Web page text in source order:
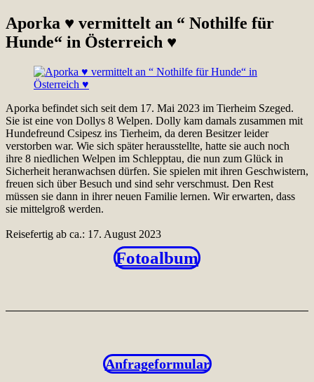
Aporka ♥ vermittelt an “ Nothilfe für
Hunde“ in Österreich ♥
Aporka befindet sich seit dem 17. Mai 2023 im Tierheim Szeged.
Sie ist eine von Dollys 8 Welpen. Dolly kam damals zusammen mit
Hundefreund Csipesz ins Tierheim, da deren Besitzer leider
verstorben war. Wie sich später herausstellte, hatte sie auch noch
ihre 8 niedlichen Welpen im Schlepptau, die nun zum Glück in
Sicherheit heranwachsen dürfen. Sie spielen mit ihren Geschwistern,
freuen sich über Besuch und sind sehr verschmust. Den Rest
müssen sie dann in ihrer neuen Familie lernen. Wir erwarten, dass
sie mittelgroß werden.
Reisefertig ab ca.: 17. August 2023
Fotoalbum
Anfrageformular